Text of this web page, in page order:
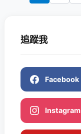
追蹤我
Facebook
Instagram